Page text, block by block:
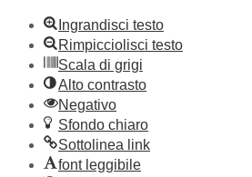
Ingrandisci testo
Rimpicciolisci testo
Scala di grigi
Alto contrasto
Negativo
Sfondo chiaro
Sottolinea link
font leggibile